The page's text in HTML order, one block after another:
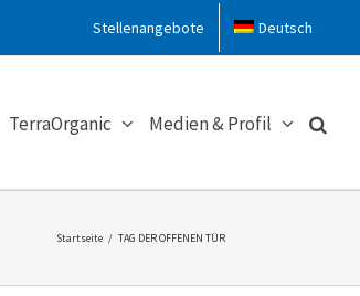
Stellenangebote Deutsch
TerraOrganic Medien & Profil
Startseite / TAG DER OFFENEN TÜR